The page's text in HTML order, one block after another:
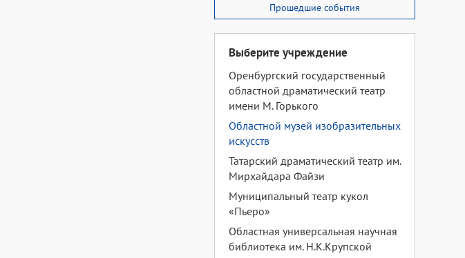
Прошедшие события
Выберите учреждение
Оренбургский государственный
областной драматический театр
имени М. Горького
Областной музей изобразительных
искусств
Татарский драматический театр им.
Мирхайдара Файзи
Муниципальный театр кукол
«Пьеро»
Областная универсальная научная
библиотека им. Н.К.Крупской